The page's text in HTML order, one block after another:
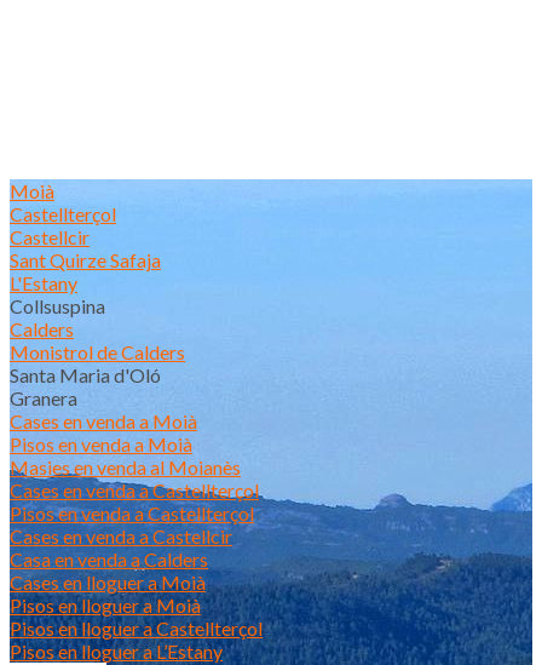
Moià
Castellterçol
Castellcir
Sant Quirze Safaja
L'Estany
Collsuspina
Calders
Monistrol de Calders
Santa Maria d'Oló
Granera
Cases en venda a Moià
Pisos en venda a Moià
Masies en venda al Moianès
Cases en venda a Castellterçol
Pisos en venda a Castellterçol
Cases en venda a Castellcir
Casa en venda a Calders
Cases en lloguer a Moià
Pisos en lloguer a Moià
Pisos en lloguer a Castellterçol
Pisos en lloguer a L’Estany